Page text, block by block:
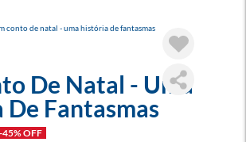
De Natal - Uma
Fantasmas
-45% OFF